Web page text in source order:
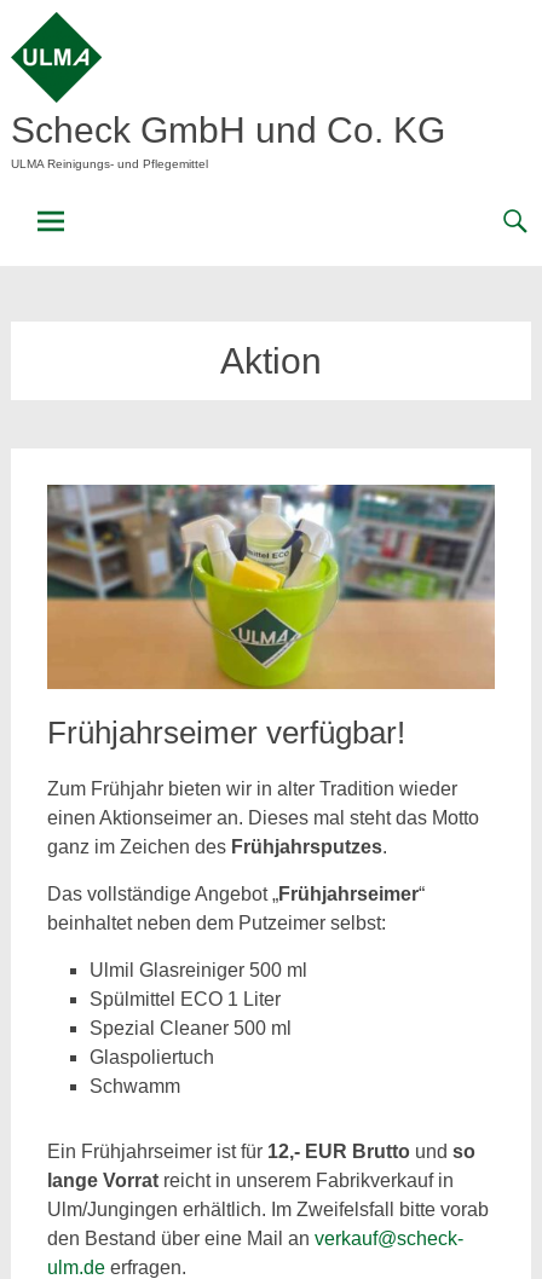
content
Scheck GmbH und Co. KG
ULMA Reinigungs- und Pflegemittel
Aktion
Frühjahrseimer verfügbar!
Zum Frühjahr bieten wir in alter Tradition wieder
einen Aktionseimer an. Dieses mal steht das Motto
ganz im Zeichen des Frühjahrsputzes.
Das vollständige Angebot „Frühjahrseimer“
beinhaltet neben dem Putzeimer selbst:
Ulmil Glasreiniger 500 ml
Spülmittel ECO 1 Liter
Spezial Cleaner 500 ml
Glaspoliertuch
Schwamm
Ein Frühjahrseimer ist für 12,- EUR Bruttound so
lange Vorratreicht in unserem Fabrikverkauf in
Ulm/Jungingen erhältlich. Im Zweifelsfall bitte vorab
den Bestand über eine Mail an verkauf@scheck-
ulm.deerfragen.